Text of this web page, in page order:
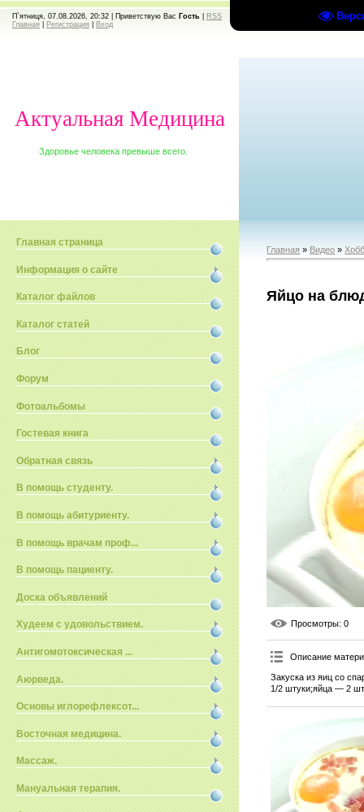
П`ятниця, 07.08.2026, 20:32 | Приветствую Вас Гость
RSS
Главная
Регистрация Вход
Актуальная Медицина
Здоровье человека превыше всего.
Главная страница
Информация о сайте
Каталог файлов
Каталог статей
Блог
Форум
Фотоальбомы
Гостевая книга
Обратная связь
В помощь студенту.
В помощь абитуриенту.
В помощь врачам проф...
В помощь пациенту.
Доска объявлений
Худеем с удовольствием.
Антигомотоксическая ...
Аюрведа.
Основы иглорефлексот...
Восточная медицина.
Массаж.
Мануальная терапия.
Главная » Видео »
Яйцо на
Просмотры: 0
Описание
Закуска из яиц со
1/2 штуки;яйца — 2